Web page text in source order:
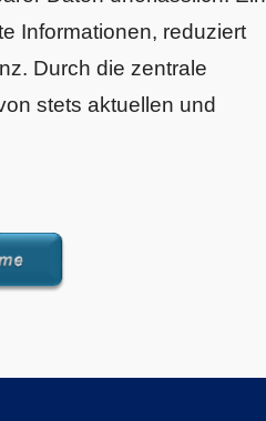
Informationen, reduziert
Durch die zentrale
stets aktuellen und